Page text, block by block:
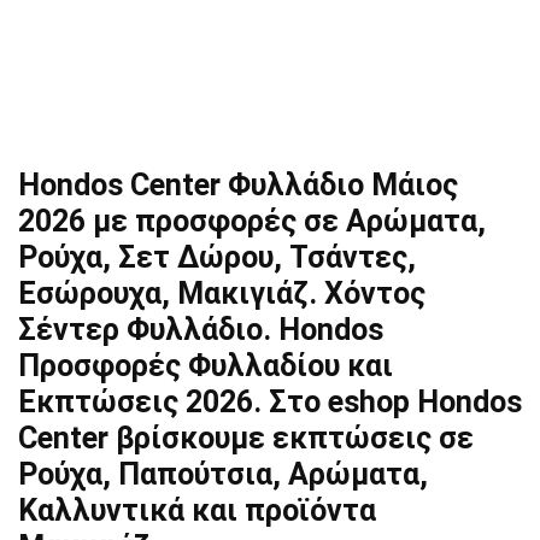
Hondos Center Φυλλάδιο Μάιος
2026 με προσφορές σε Αρώματα,
Ρούχα, Σετ Δώρου, Τσάντες,
Εσώρουχα, Μακιγιάζ. Χόντος
Σέντερ Φυλλάδιο. Hondos
Προσφορές Φυλλαδίου και
Εκπτώσεις 2026. Στο eshop Hondos
Center βρίσκουμε εκπτώσεις σε
Ρούχα, Παπούτσια, Αρώματα,
Καλλυντικά και προϊόντα